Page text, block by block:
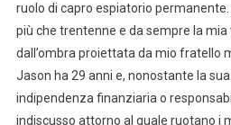
ruolo di capro espiatorio
più che trentenne e da sempre la
dall’ombra proiettata da mio fratello
Jason ha 29 anni e, nonostante la
indipendenza finanziaria o
indiscusso attorno al quale ruotano i